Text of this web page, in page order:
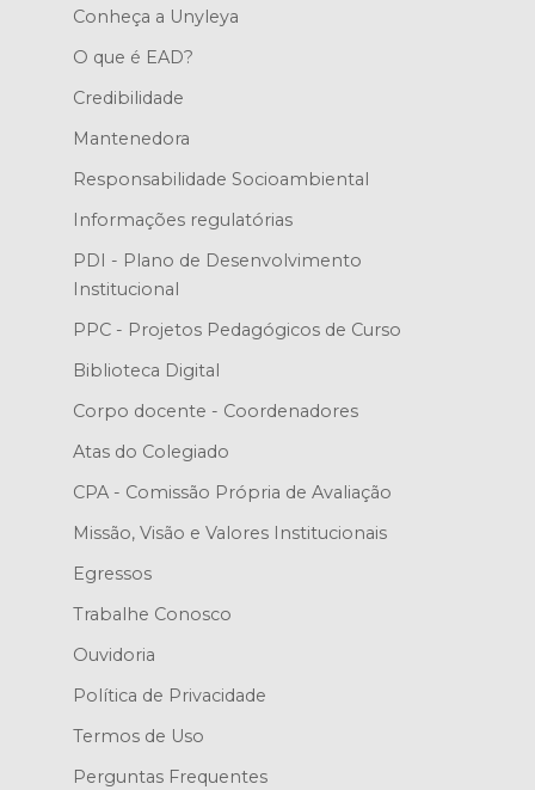
Conheça a Unyleya
O que é EAD?
Credibilidade
Mantenedora
Responsabilidade Socioambiental
Informações regulatórias
PDI - Plano de Desenvolvimento
Institucional
PPC - Projetos Pedagógicos de Curso
Biblioteca Digital
Corpo docente - Coordenadores
Atas do Colegiado
CPA - Comissão Própria de Avaliação
Missão, Visão e Valores Institucionais
Egressos
Trabalhe Conosco
Ouvidoria
Política de Privacidade
Termos de Uso
Perguntas Frequentes